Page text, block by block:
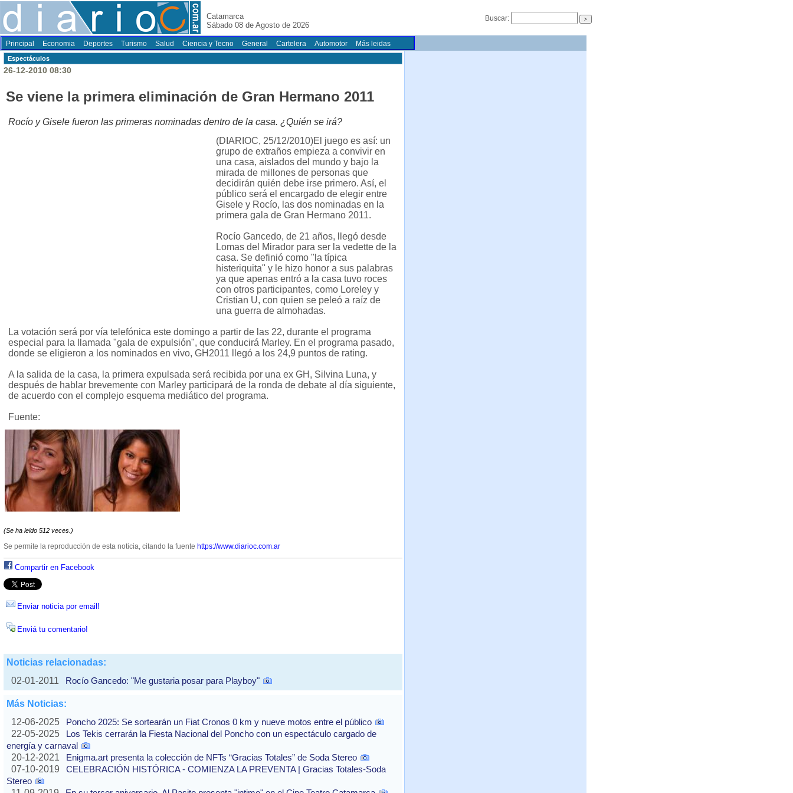
Catamarca
Sábado 08 de Agosto de 2026
Buscar:
Principal Economia Deportes Turismo Salud Ciencia y Tecno General Cartelera Automotor Más leidas
Espectáculos
26-12-2010 08:30
Se viene la primera eliminación de Gran Hermano 2011
Rocío y Gisele fueron las primeras nominadas dentro de la casa. ¿Quién se irá?
(DIARIOC, 25/12/2010)El juego es así: un
grupo de extraños empieza a convivir en
una casa, aislados del mundo y bajo la
mirada de millones de personas que
decidirán quién debe irse primero. Así, el
público será el encargado de elegir entre
Gisele y Rocío, las dos nominadas en la
primera gala de Gran Hermano 2011.
Rocío Gancedo, de 21 años, llegó desde
Lomas del Mirador para ser la vedette de la
casa. Se definió como "la típica
histeriquita" y le hizo honor a sus palabras
ya que apenas entró a la casa tuvo roces
con otros participantes, como Loreley y
Cristian U, con quien se peleó a raíz de
una guerra de almohadas.
La votación será por vía telefónica este domingo a partir de las 22, durante el programa
especial para la llamada "gala de expulsión", que conducirá Marley. En el programa pasado,
donde se eligieron a los nominados en vivo, GH2011 llegó a los 24,9 puntos de rating.
A la salida de la casa, la primera expulsada será recibida por una ex GH, Silvina Luna, y
después de hablar brevemente con Marley participará de la ronda de debate al día siguiente,
de acuerdo con el complejo esquema mediático del programa.
Fuente:
(Se ha leido 512 veces.)
Se permite la reproducción de esta noticia, citando la fuente https://www.diarioc.com.ar
Compartir en Facebook
Enviar noticia por email!
Enviá tu comentario!
Noticias relacionadas:
02-01-2011
Rocío Gancedo: "Me gustaria posar para Playboy"
Más Noticias:
12-06-2025
Poncho 2025: Se sortearán un Fiat Cronos 0 km y nueve motos entre el público
22-05-2025
Los Tekis cerrarán la Fiesta Nacional del Poncho con un espectáculo cargado de
energía y carnaval
20-12-2021
Enigma.art presenta la colección de NFTs “Gracias Totales” de Soda Stereo
07-10-2019
CELEBRACIÓN HISTÓRICA - COMIENZA LA PREVENTA | Gracias Totales-Soda
Stereo